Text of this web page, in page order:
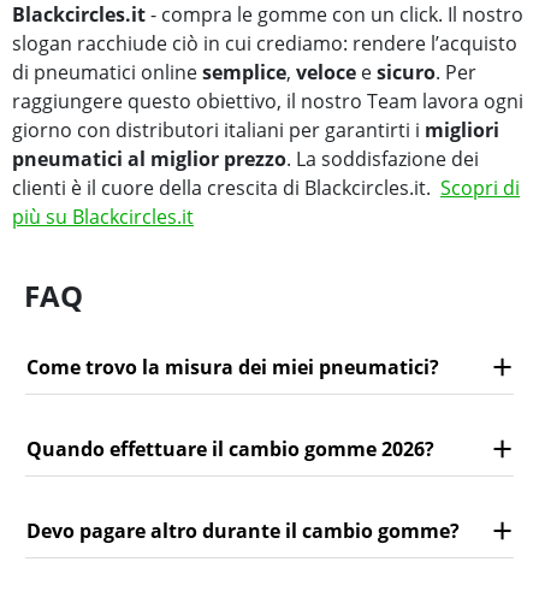
Blackcircles.it- compra le gomme con un click. Il nostro
slogan racchiude ciò in cui crediamo: rendere l’acquisto
di pneumatici onlinesemplice, veloce esicuro. Per
raggiungere questo obiettivo, il nostro Team lavora ogni
giorno con distributori italiani per garantirti i migliori
pneumatici al miglior prezzo. La soddisfazione dei
clienti è il cuore della crescita di Blackcircles.it. Scopri di
più su Blackcircles.it
FAQ
Come trovo la misura dei miei pneumatici?
Quando effettuare il cambio gomme 2026?
Devo pagare altro durante il cambio gomme?